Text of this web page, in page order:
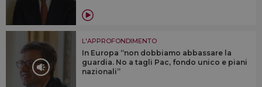
L'APPROFONDIMENTO
In Europa “non dobbiamo abbassare la
guardia. No a tagli Pac, fondo unico e piani
nazionali”